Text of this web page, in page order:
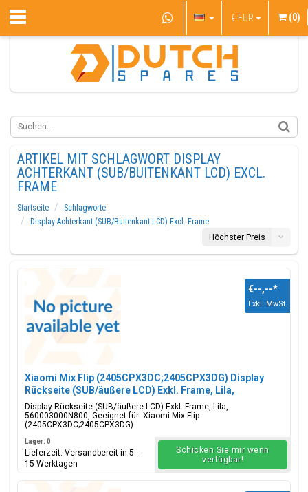
€ EUR (0)
ARTIKEL MIT SCHLAGWORT DISPLAY
ACHTERKANT (SUB/BUITENKANT LCD) EXCL.
FRAME
Startseite
Schlagworte
Display Achterkant (SUB/Buitenkant LCD) Excl. Frame
Höchster Preis
Xiaomi Mix Flip (2405CPX3DC;2405CPX3DG) Display
Rückseite (SUB/äußere LCD) Exkl. Frame, Lila,
560003000N800
Display Rückseite (SUB/äußere LCD) Exkl. Frame, Lila,
560003000N800, Geeignet für: Xiaomi Mix Flip
(2405CPX3DC;2405CPX3DG)
€--,--*
Exkl. MwSt.
Lager: 0
Lieferzeit: Versandbereit in 5 -
15 Werktagen
Schicken Sie mir wenn
verfügbar!